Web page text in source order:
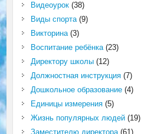
Видеоурок(38)
Виды спорта(9)
Викторина(3)
Воспитание ребёнка(23)
Директору школы(12)
Должностная инструкция(7)
Дошкольное образование(4)
Единицы измерения(5)
Жизнь популярных людей(19)
Заместителю директора(61)